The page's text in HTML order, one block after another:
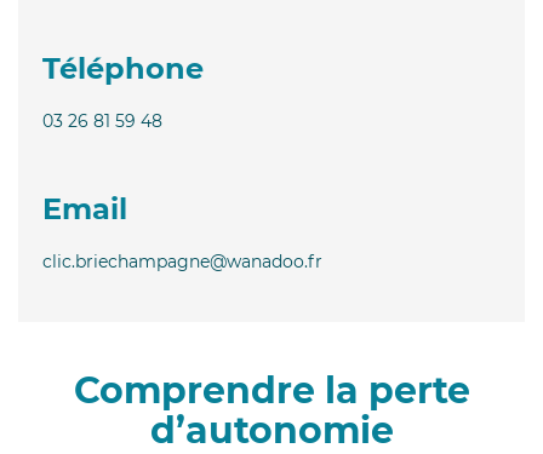
Téléphone
03 26 81 59 48
Email
clic.briechampagne@wanadoo.fr
Comprendre la perte
d’autonomie